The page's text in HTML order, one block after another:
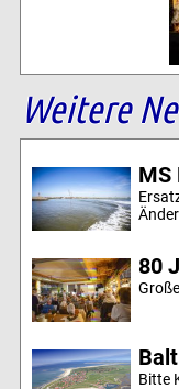
Weitere
MS
80
Bitte